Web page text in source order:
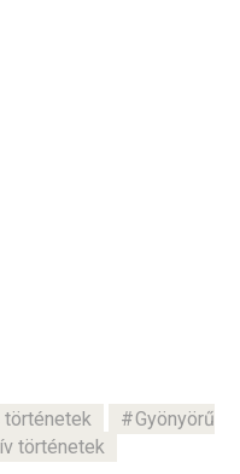
történetek
Gyönyörű
történetek